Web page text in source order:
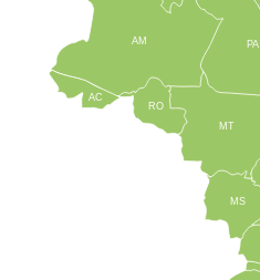
PA
AM
AC
RO
MT
MS